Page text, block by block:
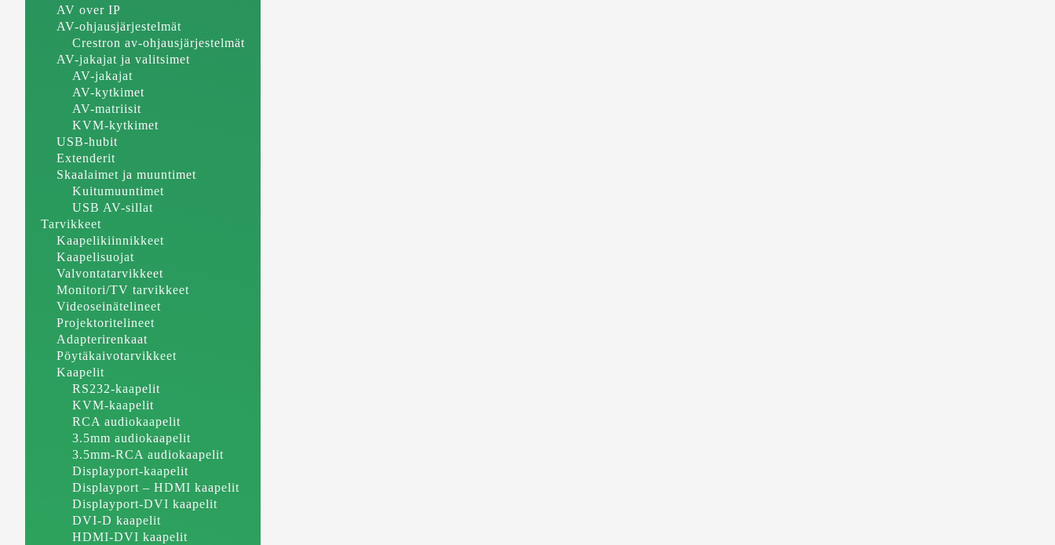
AV over IP
AV-ohjausjärjestelmät
Crestron av-ohjausjärjestelmät
AV-jakajat ja valitsimet
AV-jakajat
AV-kytkimet
AV-matriisit
KVM-kytkimet
USB-hubit
Extenderit
Skaalaimet ja muuntimet
Kuitumuuntimet
USB AV-sillat
Tarvikkeet
Kaapelikiinnikkeet
Kaapelisuojat
Valvontatarvikkeet
Monitori/TV tarvikkeet
Videoseinätelineet
Projektoritelineet
Adapterirenkaat
Pöytäkaivotarvikkeet
Kaapelit
RS232-kaapelit
KVM-kaapelit
RCA audiokaapelit
3.5mm audiokaapelit
3.5mm-RCA audiokaapelit
Displayport-kaapelit
Displayport – HDMI kaapelit
Displayport-DVI kaapelit
DVI-D kaapelit
HDMI-DVI kaapelit